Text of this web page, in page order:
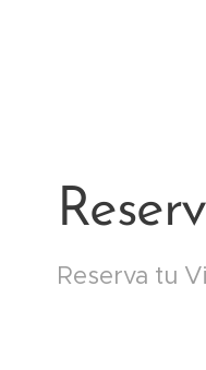
Reserva tu